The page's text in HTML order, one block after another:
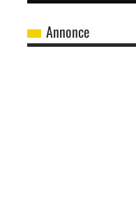
Annonce